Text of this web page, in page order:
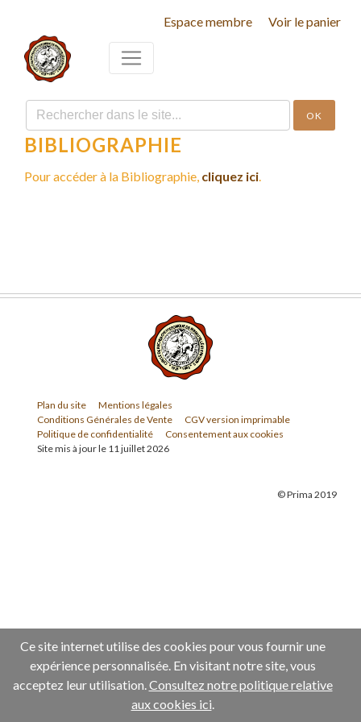
Espace membre Voir le panier
OK
BIBLIOGRAPHIE
Pour accéder à la Bibliographie, cliquez ici.
Plan du site
Mentions légales
Conditions Générales de Vente
CGV version imprimable
Politique de confidentialité
Consentement aux cookies
Site mis à jour le 11 juillet 2026
© Prima 2019
Ce site internet utilise des cookies pour vous fournir une
expérience personnalisée. En visitant notre site, vous
acceptez leur utilisation.Consultez notre politique relative
aux cookies ici.